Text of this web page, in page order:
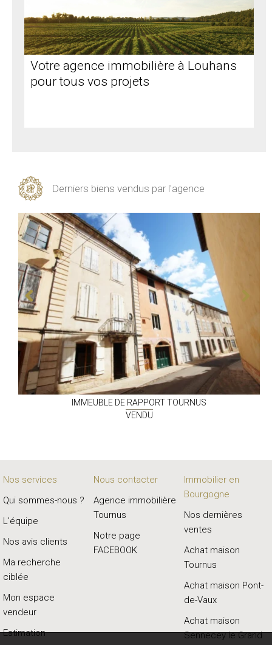
Votre agence immobilière à Louhans
pour tous vos projets
Derniers biens vendus par l'agence
IMMEUBLE DE RAPPORTTOURNUS
VENDU
Nos services
Qui sommes-nous ?
L'équipe
Nos avis clients
Ma recherche
ciblée
Mon espace
vendeur
Estimation
Nous contacter
Agence immobilière
Tournus
Notre page
FACEBOOK
Immobilier en
Bourgogne
Nos dernières
ventes
Achat maison
Tournus
Achat maison Pont-
de-Vaux
Achat maison
Sennecey le Grand